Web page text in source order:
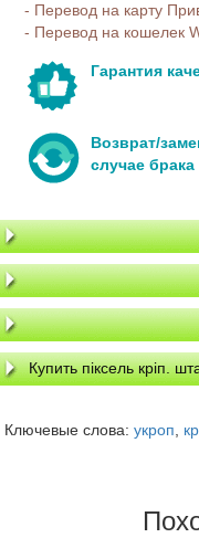
- Перевод на карту
- Перевод на кошелек
Гарантия
Возврат/
случае
Купить піксель кріп.
Ключевые слова: укроп